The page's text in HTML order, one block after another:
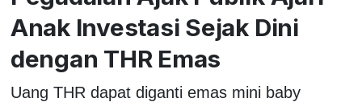
Anak Investasi Sejak Dini
dengan THR Emas
Uang THR dapat diganti emas mini baby